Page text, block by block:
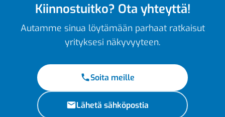
Kiinnostuitko? Ota yhteyttä!
Autamme sinua löytämään parhaat ratkaisut
yrityksesi näkyvyyteen.
Soita meille
Lähetä sähköpostia